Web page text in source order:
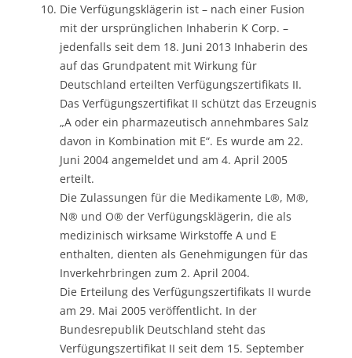
Die Verfügungsklägerin ist – nach einer Fusion
mit der ursprünglichen Inhaberin K Corp. –
jedenfalls seit dem 18. Juni 2013 Inhaberin des
auf das Grundpatent mit Wirkung für
Deutschland erteilten Verfügungszertifikats II.
Das Verfügungszertifikat II schützt das Erzeugnis
„A oder ein pharmazeutisch annehmbares Salz
davon in Kombination mit E“. Es wurde am 22.
Juni 2004 angemeldet und am 4. April 2005
erteilt.
Die Zulassungen für die Medikamente L®, M®,
N® und O® der Verfügungsklägerin, die als
medizinisch wirksame Wirkstoffe A und E
enthalten, dienten als Genehmigungen für das
Inverkehrbringen zum 2. April 2004.
Die Erteilung des Verfügungszertifikats II wurde
am 29. Mai 2005 veröffentlicht. In der
Bundesrepublik Deutschland steht das
Verfügungszertifikat II seit dem 15. September